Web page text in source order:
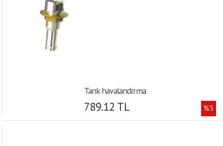
Tank havalandırma
789.12 TL %5